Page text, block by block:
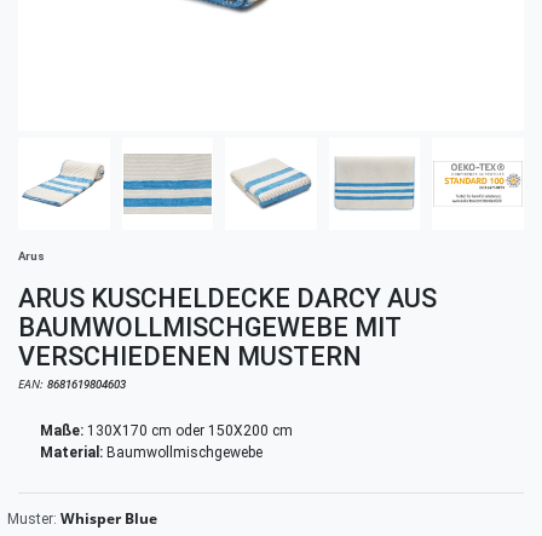
Arus
ARUS KUSCHELDECKE DARCY AUS
BAUMWOLLMISCHGEWEBE MIT
VERSCHIEDENEN MUSTERN
EAN: 8681619804603
Maße: 130X170 cm oder 150X200 cm
Material: Baumwollmischgewebe
Muster: Whisper Blue